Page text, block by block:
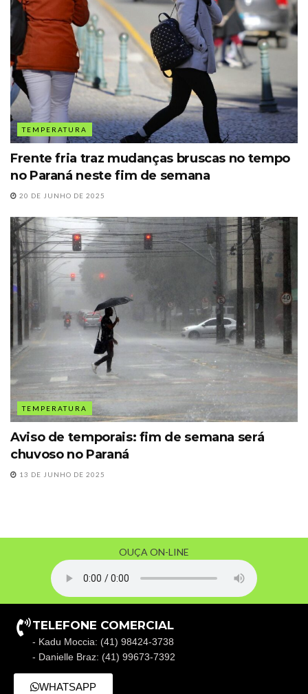
TEMPERATURA
Frente fria traz mudanças bruscas no tempo
no Paraná neste fim de semana
20 DE JUNHO DE 2025
TEMPERATURA
Aviso de temporais: fim de semana será
chuvoso no Paraná
13 DE JUNHO DE 2025
OUÇA ON-LINE
TELEFONE COMERCIAL
- Kadu Moccia: (41) 98424-3738
- Danielle Braz: (41) 99673-7392
WHATSAPP